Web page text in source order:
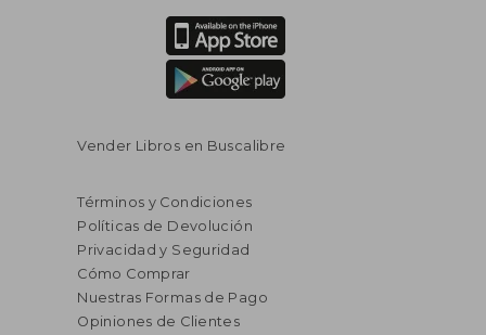
Vender Libros en Buscalibre
Términos y Condiciones
Políticas de Devolución
Privacidad y Seguridad
Cómo Comprar
Nuestras Formas de Pago
Opiniones de Clientes